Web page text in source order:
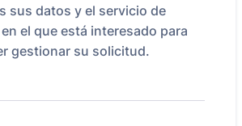
sus datos y el servicio de
el que está interesado para
gestionar su solicitud.